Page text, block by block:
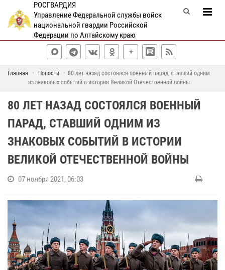
РОСГВАРДИЯ
Управление Федеральной службы войск
национальной гвардии Российской
Федерации по Алтайскому краю
Главная Новости
80 лет назад cостоялся военный парад, ставший одним
из знаковых событий в истории Великой Отечественной войны
80 ЛЕТ НАЗАД CОСТОЯЛСЯ ВОЕННЫЙ
ПАРАД, СТАВШИЙ ОДНИМ ИЗ
ЗНАКОВЫХ СОБЫТИЙ В ИСТОРИИ
ВЕЛИКОЙ ОТЕЧЕСТВЕННОЙ ВОЙНЫ
07 ноября 2021, 06:03